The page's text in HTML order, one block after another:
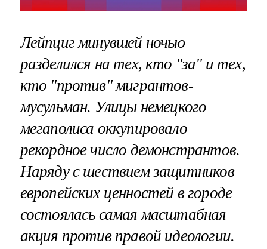
Лейпциг минувшей ночью
разделился на тех, кто "за" и тех,
кто "против" мигрантов-
мусульман. Улицы немецкого
мегаполиса оккупировало
рекордное число демонстрантов.
Наряду с шествием защитников
европейских ценностей в городе
состоялась самая масштабная
акция против правой идеологии.